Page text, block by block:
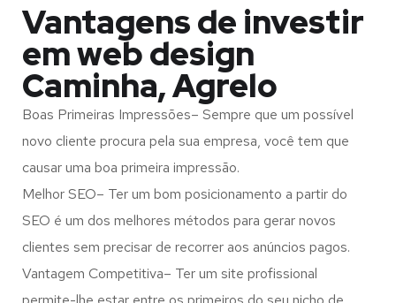
Vantagens de investir
em web design
Caminha, Agrelo
Boas Primeiras Impressões– Sempre que um possível
novo cliente procura pela sua empresa, você tem que
causar uma boa primeira impressão.
Melhor SEO– Ter um bom posicionamento a partir do
SEO é um dos melhores métodos para gerar novos
clientes sem precisar de recorrer aos anúncios pagos.
Vantagem Competitiva– Ter um site profissional